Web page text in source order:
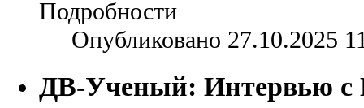
Подробности
Опубликовано 27.10.2025
ДВ-Ученый: Интервью